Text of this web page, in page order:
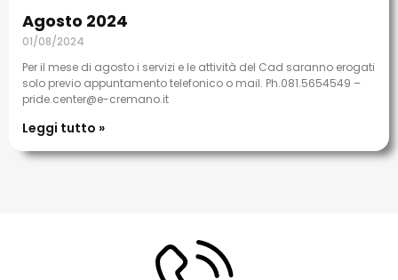
Agosto 2024
01/08/2024
Per il mese di agosto i servizi e le attività del Cad saranno erogati
solo previo appuntamento telefonico o mail. Ph.081.5654549 –
pride.center@e-cremano.it
Leggi tutto »